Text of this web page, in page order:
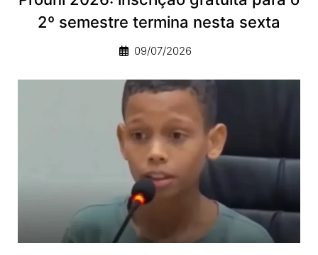
2º semestre termina nesta sexta
09/07/2026